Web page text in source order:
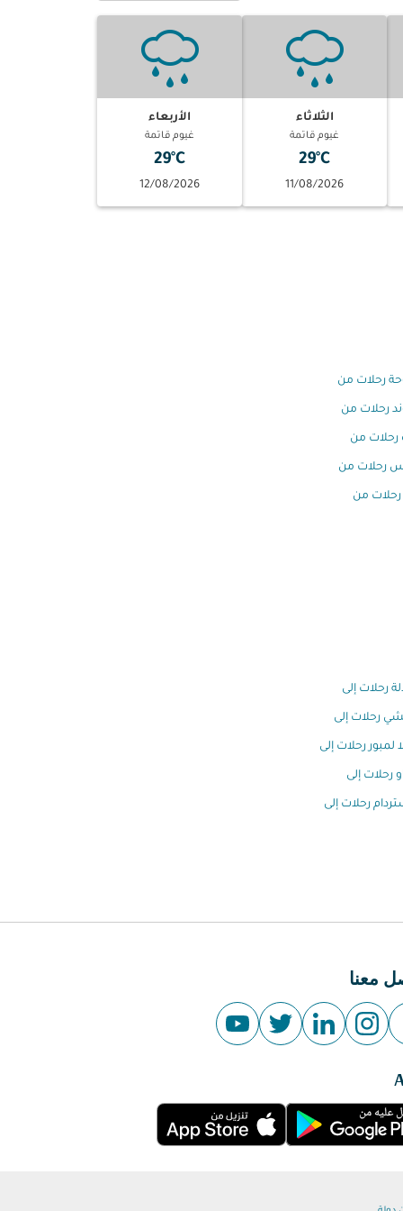
الثلاثاء
غيوم قاتمة
29°C
11/08/2026
الأربعاء
غيوم قاتمة
29°C
12/08/2026
رحلات من
رحلات من
رحلات من
رحلات من
رحلات من
رحلات إلى
رحلات إلى
لمبور رحلات إلى
رحلات إلى
رحلات إلى
معنا